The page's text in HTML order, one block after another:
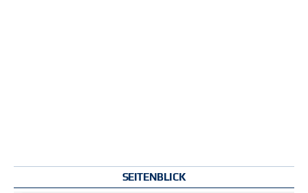
SEITENBLICK